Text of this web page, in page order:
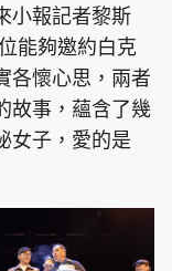
小報記者黎斯
能夠邀約白克
各懷心思，兩者
故事，蘊含了幾
女子，愛的是